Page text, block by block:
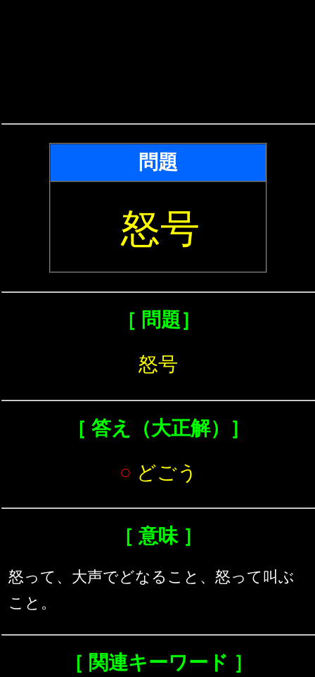
問題
怒号
［ 問題］
怒号
［ 答え（大正解）］
○ どごう
［ 意味 ］
怒って、大声でどなること、怒って叫ぶ
こと。
［ 関連キーワード ］